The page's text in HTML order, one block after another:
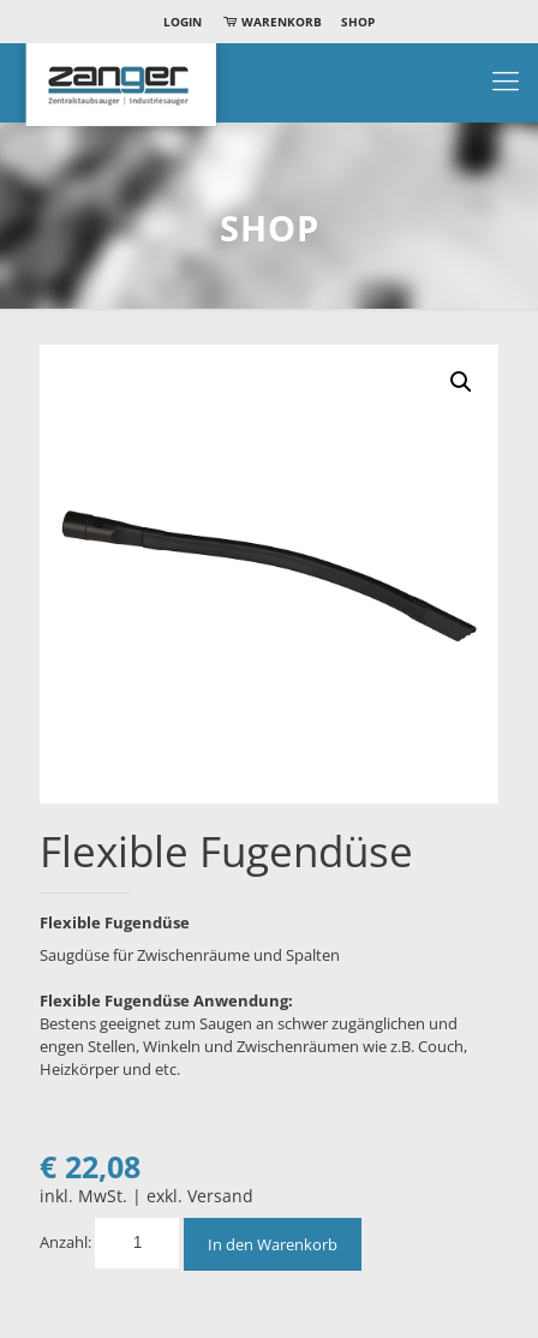
LOGIN WARENKORB SHOP
SHOP
Flexible Fugendüse
Flexible Fugendüse
Saugdüse für Zwischenräume und Spalten
Flexible Fugendüse Anwendung:
Bestens geeignet zum Saugen an schwer zugänglichen und
engen Stellen, Winkeln und Zwischenräumen wie z.B. Couch,
Heizkörper und etc.
€ 22,08
inkl. MwSt. | exkl. Versand
Anzahl: In den Warenkorb